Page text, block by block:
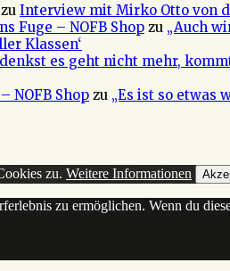
zu Interview mit Mirko Otto von
Fuge – NOFB Shop zu „Auch
Klassen‘
denkst es geht nicht mehr,
NOFB Shop zu „Es ist so etwas
zu. Weitere Informationen
zu ermöglichen. Wenn du